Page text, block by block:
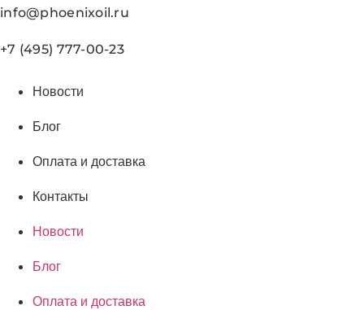
Перейти
содержимому
info@phoenixoil.ru
+7 (495) 777-00-23
Новости
Блог
Оплата и доставка
Контакты
Новости
Блог
Оплата и доставка